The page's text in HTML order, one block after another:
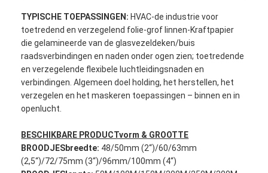
Huis
Producten
Ongeveer ons
TYPISCHE TOEPASSINGEN: HVAC-de industrie voor
toetredend en verzegelend folie-grof linnen-Kraftpapier
die gelamineerde van de glasvezeldeken/buis
raadsverbindingen en naden onder ogen zien; toetredende
en verzegelende flexibele luchtleidingsnaden en
verbindingen. Algemeen doel holding, het herstellen, het
verzegelen en het maskeren toepassingen – binnen en in
openlucht.
BESCHIKBARE PRODUCTvorm & GROOTTE
BROODJESbreedte: 48/50mm (2“)/60/63mm
(2,5“)/72/75mm (3“)/96mm/100mm (4“)